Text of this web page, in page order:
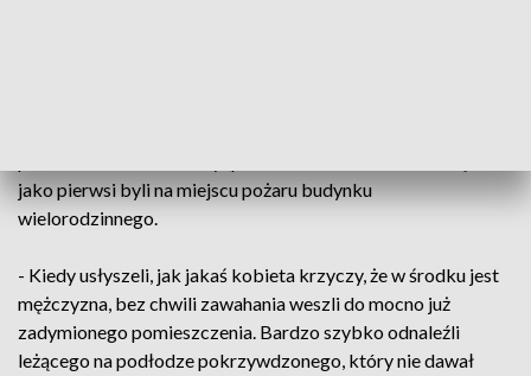
jako pierwsi byli na miejscu pożaru budynku
wielorodzinnego.
- Kiedy usłyszeli, jak jakaś kobieta krzyczy, że w środku jest
mężczyzna, bez chwili zawahania weszli do mocno już
zadymionego pomieszczenia. Bardzo szybko odnaleźli
leżącego na podłodze pokrzywdzonego, który nie dawał